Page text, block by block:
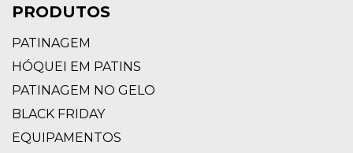
PRODUTOS
PATINAGEM
HÓQUEI EM PATINS
PATINAGEM NO GELO
BLACK FRIDAY
EQUIPAMENTOS